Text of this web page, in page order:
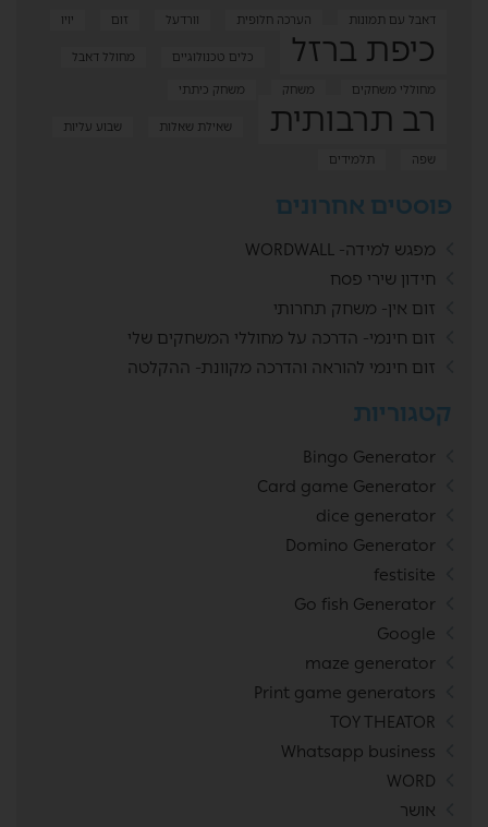
דאבל עם תמונות
הערכה חלופית וורדעל זום יויו
כיפת ברזל כלים טכנולוגיים
מחולל דאבל
מחוללי משחקים
משחק משחק כיתתי
רב תרבותית שאילת שאלות
שבוע עליות
שפה
תלמידים
פוסטים אחרונים
מפגש למידה- WORDWALL
חידון שירי פסח
זום אין- משחק תחרותי
זום חינמי- הדרכה על מחוללי המשחקים שלי
זום חינמי להוראה והדרכה מקוונת- ההקלטה
קטגוריות
Bingo Generator
Card game Generator
dice generator
Domino Generator
festisite
Go fish Generator
Google
maze generator
Print game generators
TOY THEATOR
Whatsapp business
WORD
אושר